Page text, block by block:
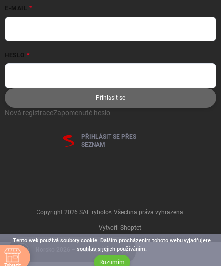
Tento web používá soubory cookie. Dalším procházením tohoto webu vyjadřujete
souhlas s jejich používáním.
Rozumím
Norsko 2026 – volné termíny
E-MAIL
HESLO
Přihlásit se
Nová registraceZapomenuté heslo
PŘIHLÁSIT SE PŘES
SEZNAM
Vytvořil Shoptet
Copyright 2026 SAF rybolov. Všechna práva vyhrazena.
Zobrazit